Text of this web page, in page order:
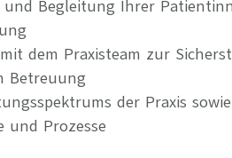
Begleitung Ihrer
dem Praxisteam zur
Betreuung
der Praxis
und Prozesse